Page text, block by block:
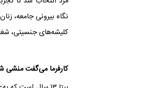
نگاه بیرونی جامعه،
کلیشه‌های جنسیتی،
کارفرما می‌گفت منشی